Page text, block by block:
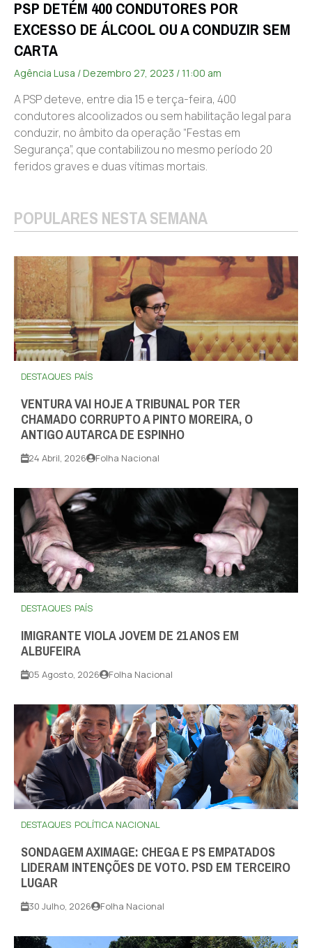
PSP DETÉM 400 CONDUTORES POR
EXCESSO DE ÁLCOOL OU A CONDUZIR SEM
CARTA
Agência Lusa Dezembro 27, 2023 11:00 am
A PSP deteve, entre dia 15 e terça-feira, 400
condutores alcoolizados ou sem habilitação legal para
conduzir, no âmbito da operação “Festas em
Segurança”, que contabilizou no mesmo período 20
feridos graves e duas vítimas mortais.
POPULARES NESTA SEMANA
DESTAQUES PAÍS
VENTURA VAI HOJE A TRIBUNAL POR TER
CHAMADO CORRUPTO A PINTO MOREIRA, O
ANTIGO AUTARCA DE ESPINHO
24 Abril, 2026 Folha Nacional
DESTAQUES PAÍS
IMIGRANTE VIOLA JOVEM DE 21 ANOS EM
ALBUFEIRA
05 Agosto, 2026 Folha Nacional
DESTAQUES POLÍTICA NACIONAL
SONDAGEM AXIMAGE: CHEGA E PS EMPATADOS
LIDERAM INTENÇÕES DE VOTO. PSD EM TERCEIRO
LUGAR
30 Julho, 2026 Folha Nacional